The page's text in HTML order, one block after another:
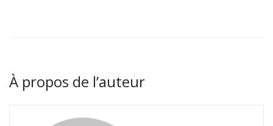
À propos de l’auteur